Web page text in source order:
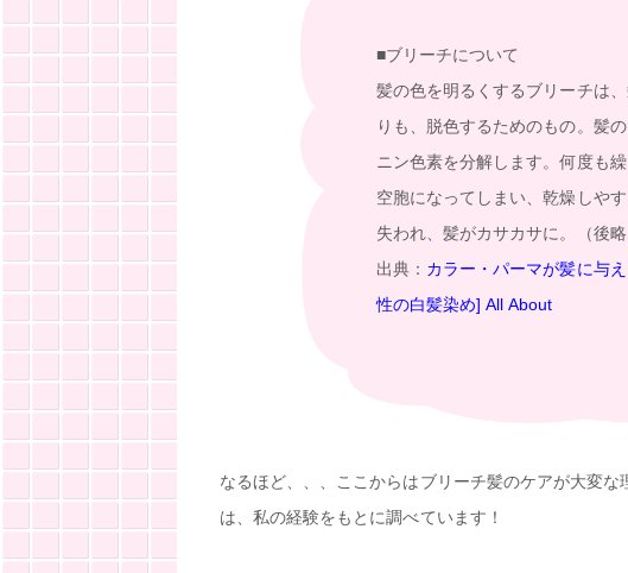
■ブリーチについて
髪の色を明るくするブリーチは
りも、脱色するためのもの。髪
ニン色素を分解します。何度も
空胞になってしまい、乾燥しや
失われ、髪がカサカサに。（後略
出典： カラー・パーマが髪に与
性の白髪染め] All About
なるほど、、、ここからはブリーチ髪のケアが大変
は、私の経験をもとに調べています！